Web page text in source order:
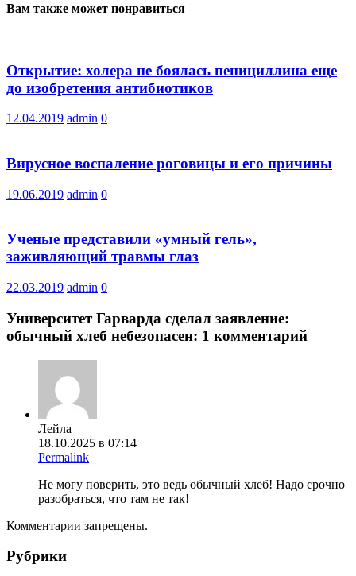
Вам также может понравиться
Открытие: холера не боялась пенициллина еще
до изобретения антибиотиков
12.04.2019 admin 0
Вирусное воспаление роговицы и его причины
19.06.2019 admin 0
Ученые представили «умный гель»,
заживляющий травмы глаз
22.03.2019 admin 0
Университет Гарварда сделал заявление:
обычный хлеб небезопасен: 1 комментарий
Лейла
18.10.2025 в 07:14
Permalink
Не могу поверить, это ведь обычный хлеб! Надо срочно
разобраться, что там не так!
Комментарии запрещены.
Рубрики